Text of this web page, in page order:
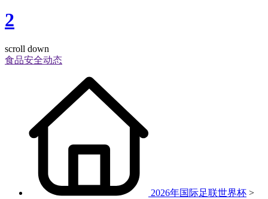
2
scroll down
食品安全动态
2026年国际足联世界杯 >